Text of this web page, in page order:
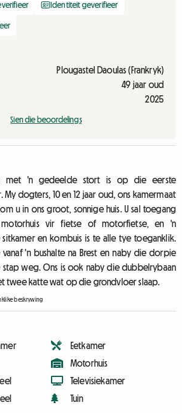
Identiteit geverifieer
Plougastel Daoulas (Frankryk)
49 jaar oud
2025
Sien die beoordelings
met 'n gedeelde stort is op die eerste
dogters, 10 en 12 jaar oud, ons kamermaat
u in ons groot, sonnige huis. U sal toegang
vir fietse of motorfietse, en 'n
en kombuis is te alle tye toeganklik.
vanaf 'n bushalte na Brest en naby die dorpie
stap weg. Ons is ook naby die dubbelrybaan
twee katte wat op die grondvloer slaap.
beskrywing
Eetkamer
Motorhuis
Televisiekamer
Tuin